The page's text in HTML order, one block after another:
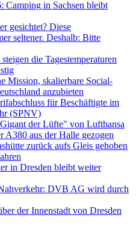
Camping in Sachsen bleibt
gesichtet? Diese
seltener. Deshalb: Bitte
die Tagestemperaturen
Mission, skalierbare Social-
anzubieten
für Beschäftigte im
(SPNV)
der Lüfte" von Lufthansa
A380 aus der Halle gezogen
zurück aufs Gleis gehoben
in Dresden bleibt weiter
DVB AG wird durch
der Innenstadt von Dresden